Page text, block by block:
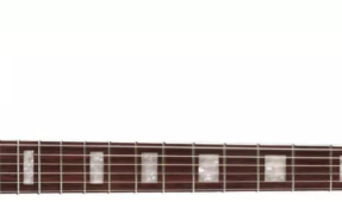
Packs
Voir nos marques